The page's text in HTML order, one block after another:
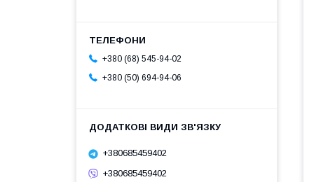
+380 (68) 545-94-02
+380 (50) 694-94-06
+380685459402
+380685459402